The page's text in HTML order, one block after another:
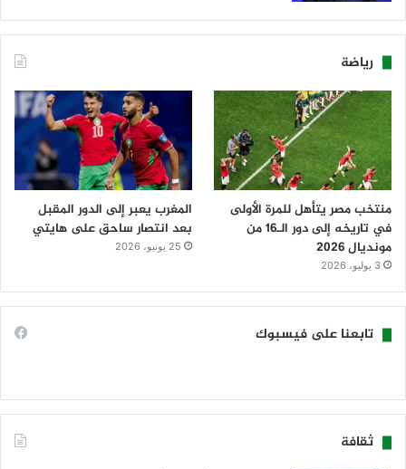
رياضة
منتخب مصر يتأهل للمرة الأولى
في تاريخه إلى دور الـ16 من
مونديال 2026
3 يوليو، 2026
المغرب يعبر إلى الدور المقبل
بعد انتصار ساحق على هايتي
25 يونيو، 2026
تابعنا على فيسبوك
ثقافة